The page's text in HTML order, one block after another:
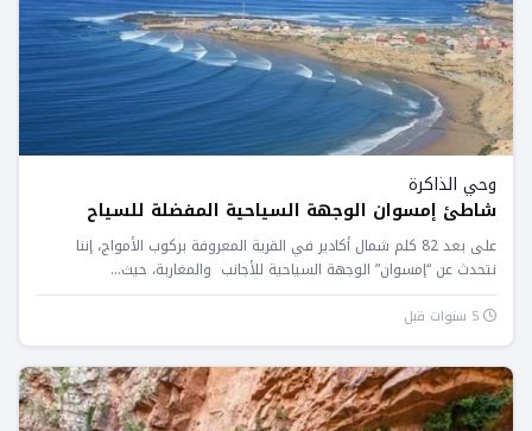
وحي الذاكرة
شاطئ إمسوان الوجهة السياحية المفضلة للسياح
على بعد 82 كلم شمال أكادير في القرية المعروفة بركوب الأمواج، إننا
نتحدث عن “إمسوان” الوجهة السياحية للأجانب والمغاربة، حيث...